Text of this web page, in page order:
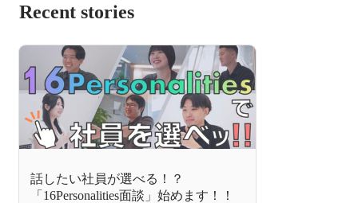
Recent stories
話したい社員が選べる！？
「16Personalities面談」始めます！！